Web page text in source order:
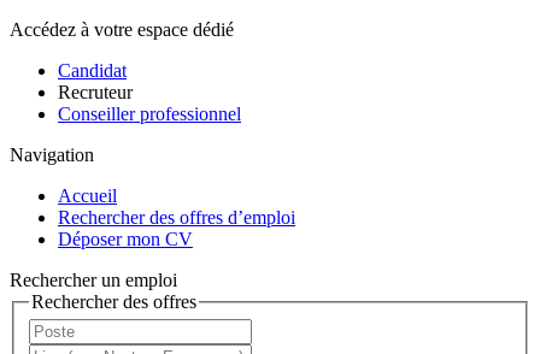
Accédez à votre espace dédié
Candidat
Recruteur
Conseiller professionnel
Navigation
Accueil
Rechercher des offres d’emploi
Déposer mon CV
Rechercher un emploi
Rechercher des offres